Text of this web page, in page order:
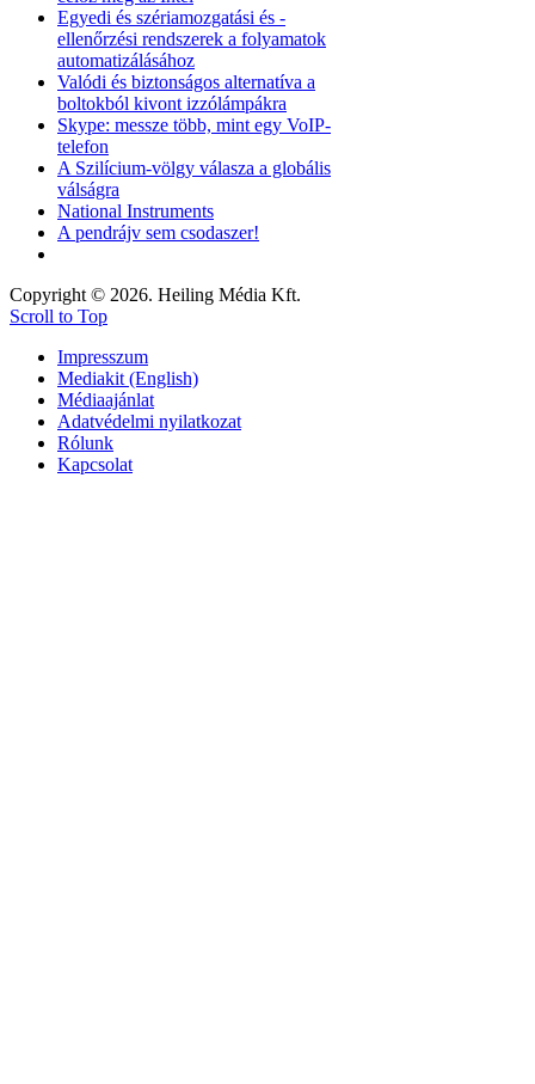
Egyedi és szériamozgatási és -
ellenőrzési rendszerek a folyamatok
automatizálásához
Valódi és biztonságos alternatíva a
boltokból kivont izzólámpákra
Skype: messze több, mint egy VoIP-
telefon
A Szilícium-völgy válasza a globális
válságra
National Instruments
A pendrájv sem csodaszer!
Copyright © 2026. Heiling Média Kft.
Scroll to Top
Impresszum
Mediakit (English)
Médiaajánlat
Adatvédelmi nyilatkozat
Rólunk
Kapcsolat